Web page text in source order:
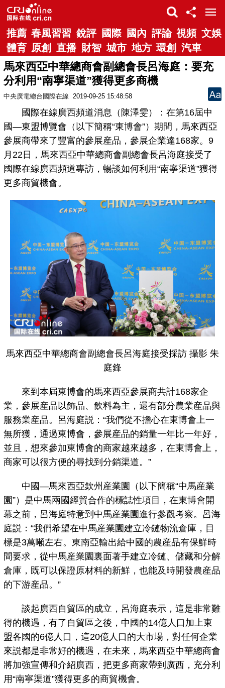
推薦 春風習習 銳評 國際 國內 評論 視頻 文娛
體育 原創 直播 財智 城市 地方 環創 汽車
馬來西亞中華總商會副總會長呂海庭：要充
分利用“南寧渠道”獲得更多商機
中央廣電總台國際在線 2019-09-25 15:48:58
國際在線廣西頻道消息（陳澤雯）：在第16屆中
國—東盟博覽會（以下簡稱“東博會”）期間，馬來西亞
參展商帶來了豐富的參展産品，參展企業達168家。9
月22日，馬來西亞中華總商會副總會長呂海庭接受了
國際在線廣西頻道專訪，暢談如何利用“南寧渠道”獲得
更多商貿機會。
馬來西亞中華總商會副總會長呂海庭接受採訪 攝影 朱
庭鋒
來到本屆東博會的馬來西亞參展商共計168家企
業，參展産品以飾品、飲料為主，還有部分農業産品與
服務業産品。呂海庭説：“我們從不擔心在東博會上一
無所獲，通過東博會，參展産品的銷量一年比一年好，
並且，想來參加東博會的商家越來越多，在東博會上，
商家可以很方便的尋找到分銷渠道。”
中國—馬來西亞欽州産業園（以下簡稱“中馬産業
園”）是中馬兩國經貿合作的標誌性項目，在東博會開
幕之前，呂海庭特意到中馬産業園進行參觀考察。呂海
庭説：“我們希望在中馬産業園建立冷鏈物流倉庫，目
標是3萬噸左右。東南亞輸出給中國的農産品有保鮮時
間要求，從中馬産業園裏面著手建立冷鏈、儲藏和分解
倉庫，既可以保證原材料的新鮮，也能及時開發農産品
的下游産品。”
談起廣西自貿區的成立，呂海庭表示，這是非常難
得的機遇，有了自貿區之後，中國的14億人口加上東
盟各國的6億人口，這20億人口的大市場，對任何企業
來説都是非常好的機遇，在未來，馬來西亞中華總商會
將加強宣傳和介紹廣西，把更多商家帶到廣西，充分利
用“南寧渠道”獲得更多的商貿機會。